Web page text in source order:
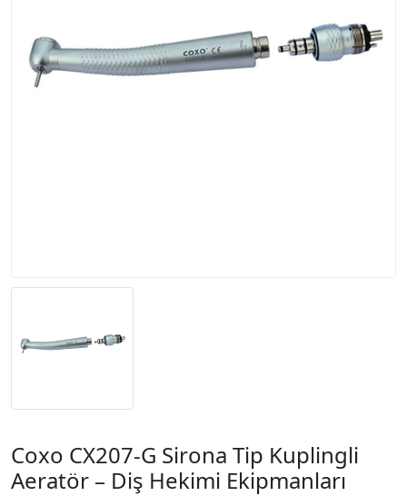
Coxo CX207-G Sirona Tip Kuplingli
Aeratör – Diş Hekimi Ekipmanları